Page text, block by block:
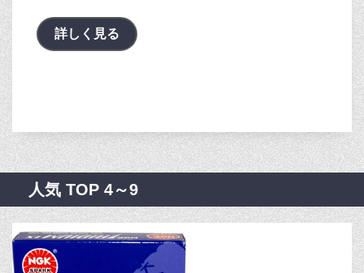
詳しく見る
人気 TOP 4～9